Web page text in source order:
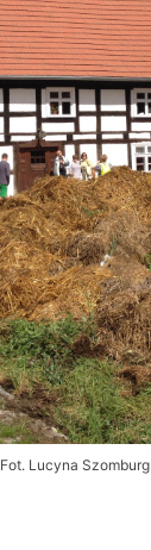
Fot. Lucyna Szomburg